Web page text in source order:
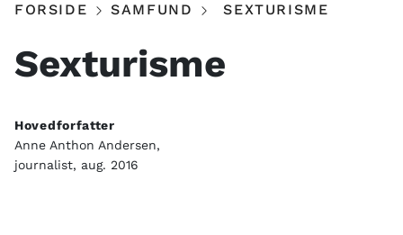
FORSIDE SAMFUND SEXTURISME
Sexturisme
Hovedforfatter
Anne Anthon Andersen,
journalist, aug. 2016